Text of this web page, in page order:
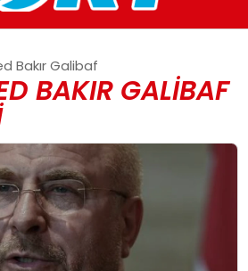
Bakır Galibaf
BAKIR GALIBAF